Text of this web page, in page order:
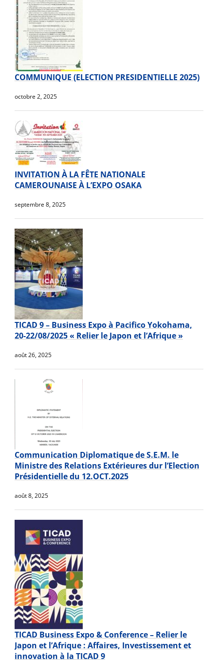
COMMUNIQUE (ELECTION PRESIDENTIELLE 2025)
octobre 2, 2025
INVITATION À LA FÊTE NATIONALE
CAMEROUNAISE À L’EXPO OSAKA
septembre 8, 2025
TICAD 9 – Business Expo à Pacifico Yokohama,
20-22/08/2025 « Relier le Japon et l’Afrique »
août 26, 2025
Communication Diplomatique de S.E.M. le
Ministre des Relations Extérieures dur l’Election
Présidentielle du 12.OCT.2025
août 8, 2025
TICAD Business Expo & Conference – Relier le
Japon et l’Afrique : Affaires, Investissement et
innovation à la TICAD 9